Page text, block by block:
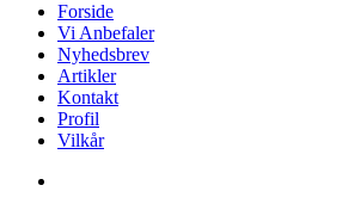
Forside
Vi Anbefaler
Nyhedsbrev
Artikler
Kontakt
Profil
Vilkår